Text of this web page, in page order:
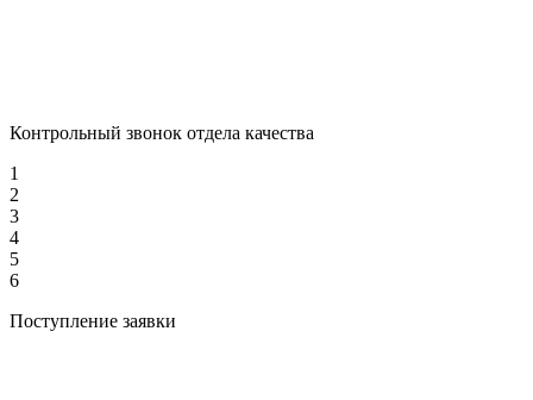
Контрольный звонок отдела качества
1
2
3
4
5
6
Поступление заявки